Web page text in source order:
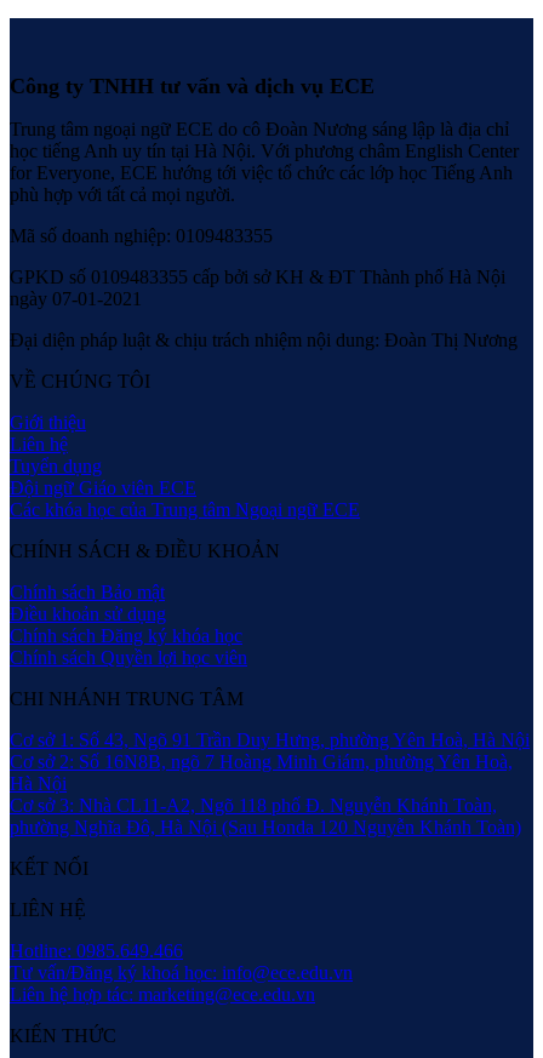
Công ty TNHH tư vấn và dịch vụ ECE
Trung tâm ngoại ngữ ECE do cô Đoàn Nương sáng lập là địa chỉ
học tiếng Anh uy tín tại Hà Nội. Với phương châm English Center
for Everyone, ECE hướng tới việc tổ chức các lớp học Tiếng Anh
phù hợp với tất cả mọi người.
Mã số doanh nghiệp: 0109483355
GPKD số 0109483355 cấp bởi sở KH & ĐT Thành phố Hà Nội
ngày 07-01-2021
Đại diện pháp luật & chịu trách nhiệm nội dung: Đoàn Thị Nương
VỀ CHÚNG TÔI
Giới thiệu
Liên hệ
Tuyển dụng
Đội ngữ Giáo viên ECE
Các khóa học của Trung tâm Ngoại ngữ ECE
CHÍNH SÁCH & ĐIỀU KHOẢN
Chính sách Bảo mật
Điều khoản sử dụng
Chính sách Đăng ký khóa học
Chính sách Quyền lợi học viên
CHI NHÁNH TRUNG TÂM
Cơ sở 1: Số 43, Ngõ 91 Trần Duy Hưng, phường Yên Hoà, Hà Nội
Cơ sở 2: Số 16N8B, ngõ 7 Hoàng Minh Giám, phường Yên Hoà,
Hà Nội
Cơ sở 3: Nhà CL11-A2, Ngõ 118 phố Đ. Nguyễn Khánh Toàn,
phường Nghĩa Đô, Hà Nội (Sau Honda 120 Nguyễn Khánh Toàn)
KẾT NỐI
LIÊN HỆ
Hotline: 0985.649.466
Tư vấn/Đăng ký khoá học: info@ece.edu.vn
Liên hệ hợp tác: marketing@ece.edu.vn
KIẾN THỨC